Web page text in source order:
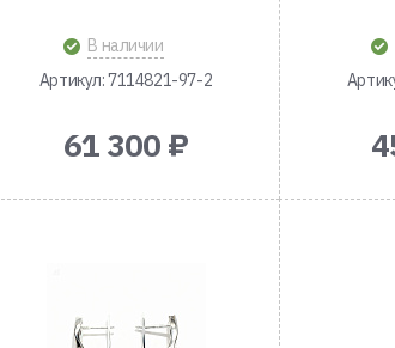
В наличии
Артикул: 7114821-97-2
61 300 ₽